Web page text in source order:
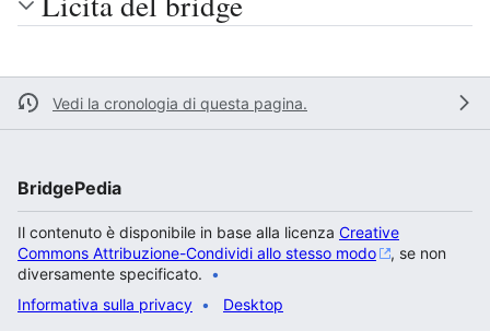
Vedi la cronologia di questa pagina.
BridgePedia
Il contenuto è disponibile in base alla licenza Creative
Commons Attribuzione-Condividi allo stesso modo
, se non
diversamente specificato.
Informativa sulla privacy
Desktop